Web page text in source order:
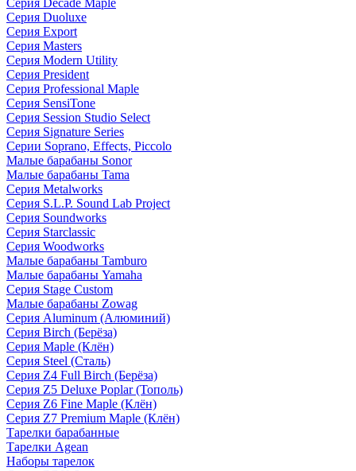
Серия Decade Maple
Серия Duoluxe
Серия Export
Серия Masters
Серия Modern Utility
Серия President
Серия Professional Maple
Серия SensiTone
Серия Session Studio Select
Серия Signature Series
Серии Soprano, Effects, Piccolo
Малые барабаны Sonor
Малые барабаны Tama
Серия Metalworks
Серия S.L.P. Sound Lab Project
Серия Soundworks
Серия Starclassic
Серия Woodworks
Малые барабаны Tamburo
Малые барабаны Yamaha
Серия Stage Custom
Малые барабаны Zowag
Серия Aluminum (Алюминий)
Серия Birch (Берёза)
Серия Maple (Клён)
Серия Steel (Сталь)
Серия Z4 Full Birch (Берёза)
Серия Z5 Deluxe Poplar (Тополь)
Серия Z6 Fine Maple (Клён)
Серия Z7 Premium Maple (Клён)
Тарелки барабанные
Тарелки Agean
Наборы тарелок